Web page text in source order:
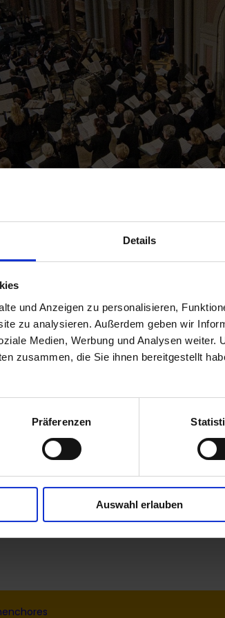
Details
und Anzeigen zu personalisieren,
zu analysieren. Außerdem geben wir
Medien, Werbung und Analysen weiter.
zusammen, die Sie ihnen bereitgestellt
Präferenzen
Auswahl erlauben
Marktkirche Marktkirchenchor